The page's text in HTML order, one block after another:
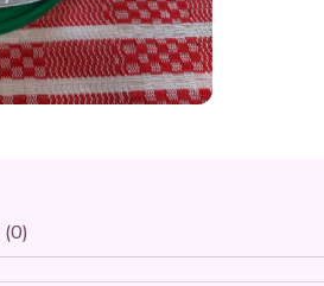
CU
FULGI
DE
MIGDALE
(0)